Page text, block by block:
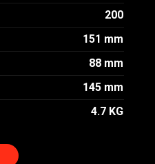
200
151 mm
88 mm
145 mm
4.7 KG